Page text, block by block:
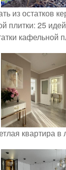
из остатков
плитки: 25
кафельной
квартира в